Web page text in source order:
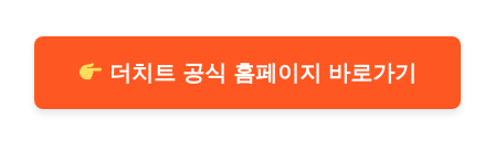
더치트 공식 홈페이지 바로가기